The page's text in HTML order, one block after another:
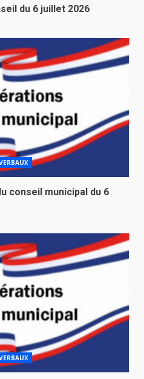
du 6 juillet 2026
conseil municipal du 6